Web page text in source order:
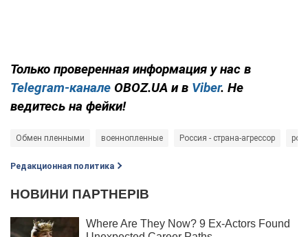
Только проверенная информация у нас в
Telegram-канале OBOZ.UA и в Viber. Не
ведитесь на фейки!
Обмен пленными военнопленные Россия - страна-агрессор
Редакционная политика